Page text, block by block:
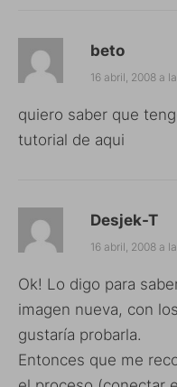
beto
16 abril, 2008 a
quiero saber que
tutorial de aqui
Desjek-T
16 abril, 2008 a
Ok! Lo digo para
imagen nueva, con
gustaría probarla.
Entonces que me